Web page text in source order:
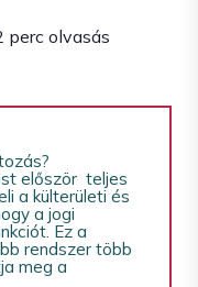
perc olvasás
először teljes
a külterületi és
a jogi
Ez a
rendszer több
meg a